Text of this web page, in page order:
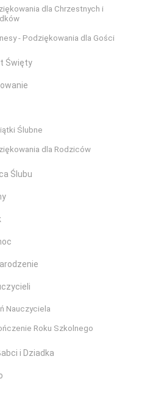
dla Chrzestnych i
- Podziękowania dla Gości
Święty
Ślubne
dla Rodziców
Ślubu
Nauczyciela
Roku Szkolnego
i Dziadka